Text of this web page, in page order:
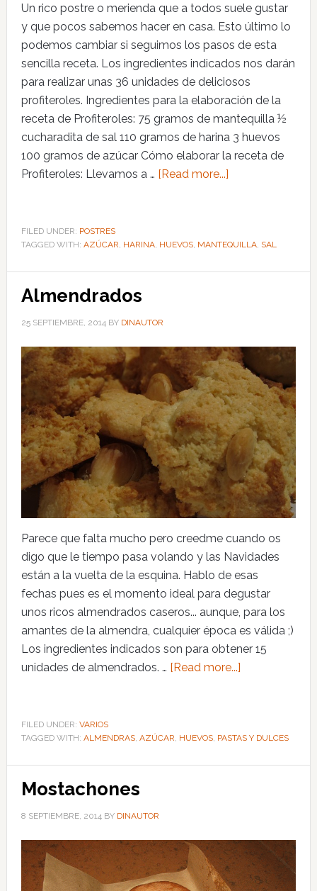
Un rico postre o merienda que a todos suele gustar
y que pocos sabemos hacer en casa. Esto último lo
podemos cambiar si seguimos los pasos de esta
sencilla receta. Los ingredientes indicados nos darán
para realizar unas 36 unidades de deliciosos
profiteroles. Ingredientes para la elaboración de la
receta de Profiteroles: 75 gramos de mantequilla ½
cucharadita de sal 110 gramos de harina 3 huevos
100 gramos de azúcar Cómo elaborar la receta de
Profiteroles: Llevamos a … [Read more...]
FILED UNDER: POSTRES
TAGGED WITH: AZÚCAR HARINA, HUEVOS, MANTEQUILLA, SAL
Almendrados
25 SEPTIEMBRE, 2014 BY DINAUTOR
Parece que falta mucho pero creedme cuando os
digo que le tiempo pasa volando y las Navidades
están a la vuelta de la esquina. Hablo de esas
fechas pues es el momento ideal para degustar
unos ricos almendrados caseros... aunque, para los
amantes de la almendra, cualquier época es válida ;)
Los ingredientes indicados son para obtener 15
unidades de almendrados. … [Read more...]
FILED UNDER: VARIOS
TAGGED WITH: ALMENDRAS, AZÚCAR, HUEVOS, PASTAS Y DULCES
Mostachones
8 SEPTIEMBRE, 2014BY DINAUTOR